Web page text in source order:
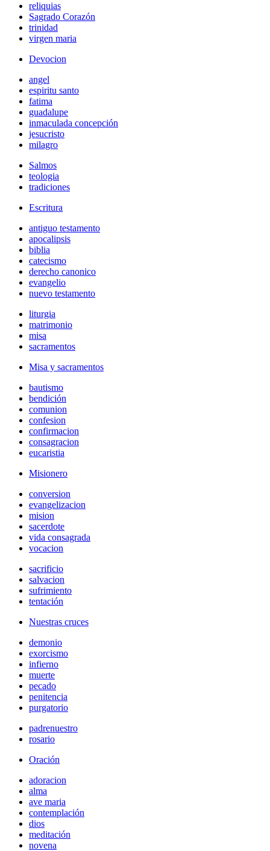
reliquias
Sagrado Corazón
trinidad
virgen maria
Devocion
angel
espiritu santo
fatima
guadalupe
inmaculada concepción
jesucristo
milagro
Salmos
teologia
tradiciones
Escritura
antiguo testamento
apocalipsis
biblia
catecismo
derecho canonico
evangelio
nuevo testamento
liturgia
matrimonio
misa
sacramentos
Misa y sacramentos
bautismo
bendición
comunion
confesion
confirmacion
consagracion
eucaristia
Misionero
conversion
evangelizacion
mision
sacerdote
vida consagrada
vocacion
sacrificio
salvacion
sufrimiento
tentación
Nuestras cruces
demonio
exorcismo
infierno
muerte
pecado
penitencia
purgatorio
padrenuestro
rosario
Oración
adoracion
alma
ave maria
contemplación
dios
meditación
novena